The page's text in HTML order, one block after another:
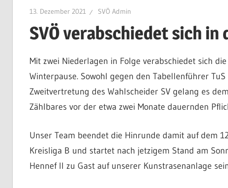
13. Dezember 2021 SVÖ Admin
SVÖ verabschiedet sich in
Mit zwei Niederlagen in Folge verabschiedet sich
Winterpause. Sowohl gegen den Tabellenführer
Zweitvertretung des Wahlscheider SV gelang es
Zählbares vor der etwa zwei Monate dauernden
Unser Team beendet die Hinrunde damit auf dem
Kreisliga B und startet nach jetzigem Stand am
Hennef II zu Gast auf unserer Kunstrasenanlage